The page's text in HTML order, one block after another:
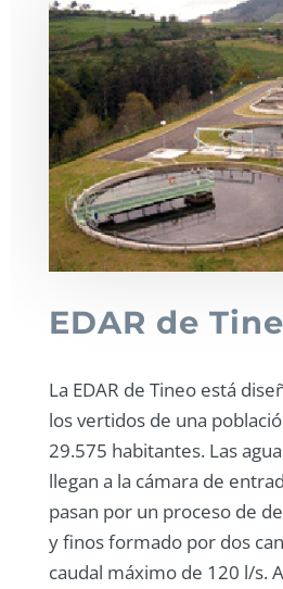
EDAR de
La EDAR de Tineo está
los vertidos de una
29.575 habitantes. Las
llegan a la cámara de
pasan por un proceso de
y finos formado por dos
caudal máximo de 120 l/s.